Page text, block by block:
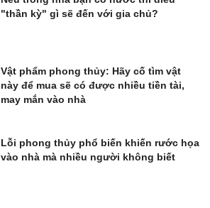
"thần kỳ" gì sẽ đến với gia chủ?
Vật phẩm phong thủy: Hãy cố tìm vật
này để mua sẽ có được nhiều tiền tài,
may mắn vào nhà
Lỗi phong thủy phổ biến khiến rước họa
vào nhà mà nhiều người không biết